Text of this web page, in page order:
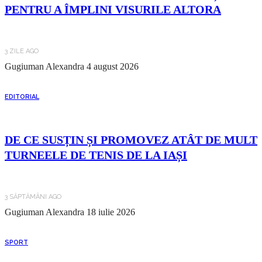
PENTRU A ÎMPLINI VISURILE ALTORA
3 ZILE AGO
Gugiuman Alexandra 4 august 2026
EDITORIAL
DE CE SUSȚIN ȘI PROMOVEZ ATÂT DE MULT
TURNEELE DE TENIS DE LA IAȘI
3 SĂPTĂMÂNI AGO
Gugiuman Alexandra 18 iulie 2026
SPORT